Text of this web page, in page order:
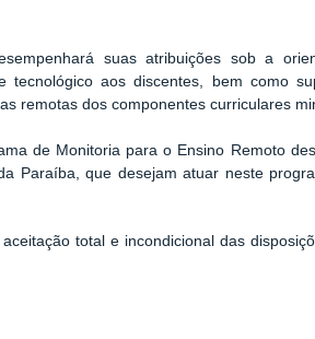
suas atribuições sob a
tecnológico aos discentes, bem como
remotas dos componentes curriculares
de Monitoria para o Ensino Remoto
Paraíba, que desejam atuar neste
total e incondicional das